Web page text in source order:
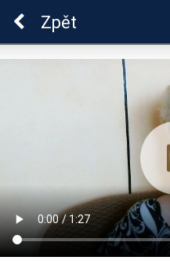
Zpět